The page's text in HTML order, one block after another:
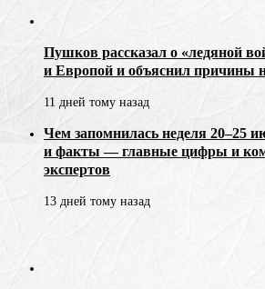
Пушков рассказал о «ледяной
и Европой и объяснил причины
11 дней тому назад
Чем запомнилась неделя 20–25
и факты — главные цифры и
экспертов
13 дней тому назад